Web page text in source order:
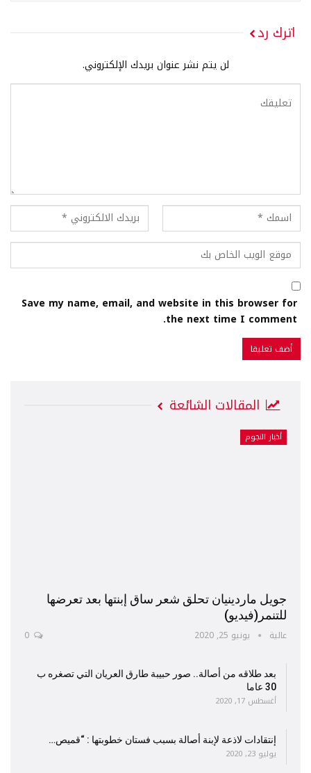
اترك رد
لن يتم نشر عنوان بريدك الإلكتروني.
Save my name, email, and website in this browser for
the next time I comment.
المقالات الشائعة
أخبار النجوم
جويل ماردينيان تحلق شعر ساق إبنتها بعد تعرضها
للتنمر(فيديو)
عالية يونيو 25, 2020
بعد طلاقه من أصالة.. صور حبيبة طارق العريان التي تصغره ب
30 عاما
أغسطس 17, 2020
إنتقادات لاذعة لإبنة أصالة بسبب فستان خطوبتها : “قميص…
يوليو 23, 2020